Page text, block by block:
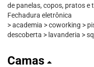
de panelas, copos, pratos e
Fechadura eletrônica
> academia > coworking >
descoberta > lavanderia >
Camas